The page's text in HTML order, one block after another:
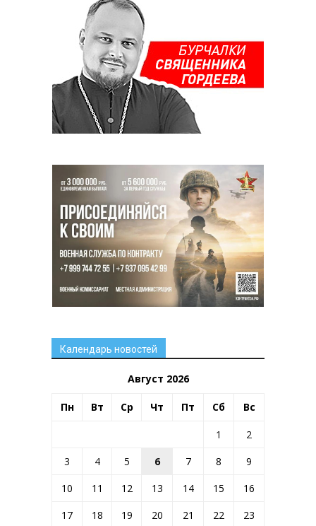
Календарь новостей
Август 2026
Пн Вт Ср Чт Пт Сб Вс
1
2
3
4 5 6 7 8
9
10
11 12 13 14 15
16
17
18 19 20 21 22
23